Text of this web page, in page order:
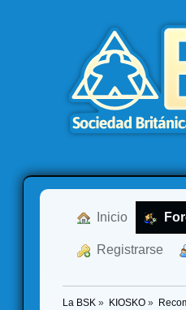
Inicio
Registrarse
La BSK » KIOSKO»